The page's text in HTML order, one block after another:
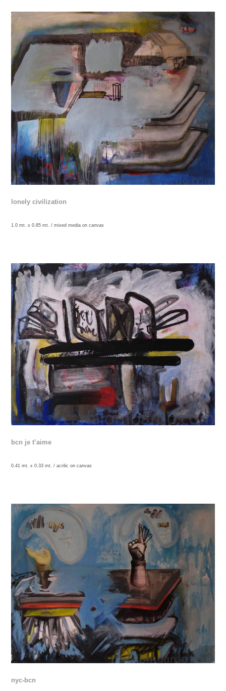
lonely civilization
1.0 mt. x 0.85 mt. /mixed media on canvas
bcn je t’aime
0.41 mt. x 0.33 mt. /acrilic on canvas
nyc-bcn